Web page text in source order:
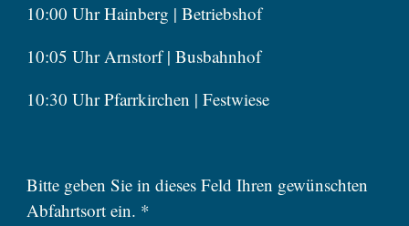
10:00 Uhr Hainberg | Betriebshof
10:05 Uhr Arnstorf | Busbahnhof
10:30 Uhr Pfarrkirchen | Festwiese
Bitte geben Sie in dieses Feld Ihren gewünschten
Abfahrtsort ein. *